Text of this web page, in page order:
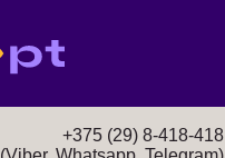
+375 (29) 8-418-418